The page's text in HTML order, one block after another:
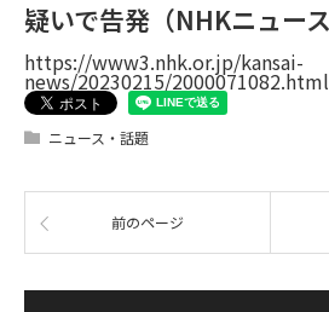
疑いで告発（NHKニュース
https://www3.nhk.or.jp/kansai-
news/20230215/2000071082.html
ニュース・話題
前のページ